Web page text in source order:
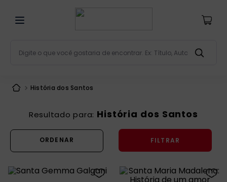
História dos Santos
História dos Santos
FILTRAR
º bíblia
terço